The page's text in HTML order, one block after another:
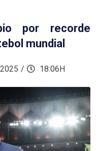
por recorde
mundial
18:06H